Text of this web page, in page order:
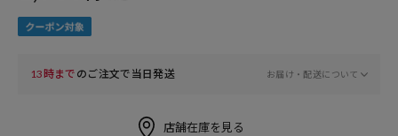
13時まで のご注文で当日発送 お届け・配送について
店舗在庫を見る